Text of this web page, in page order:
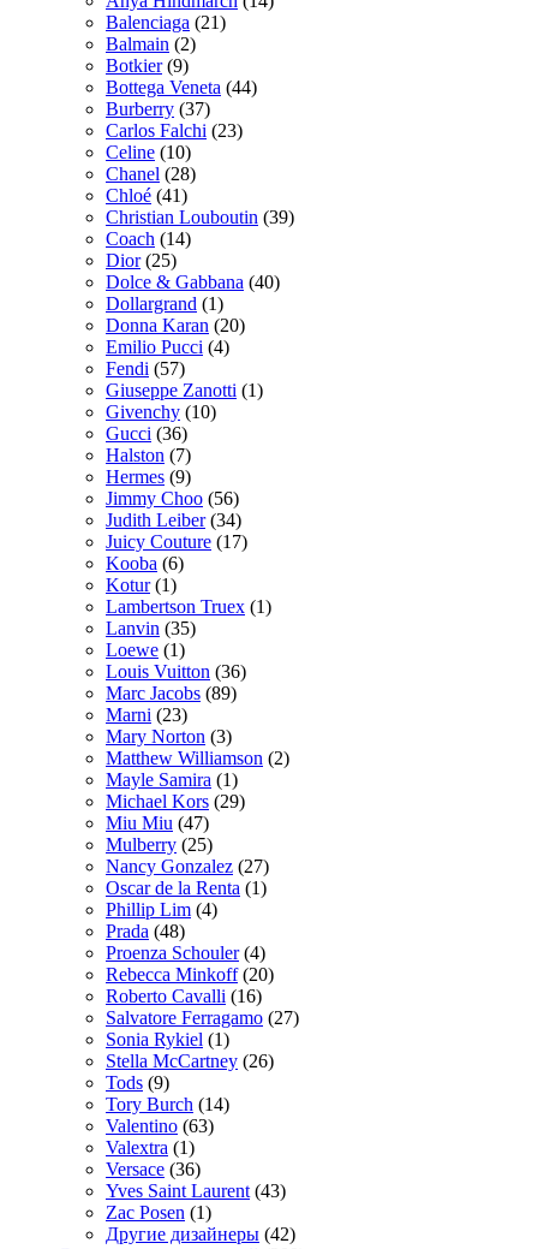
Balenciaga (21)
Balmain (2)
Botkier(9)
Bottega Veneta (44)
Burberry (37)
Carlos Falchi (23)
Celine (10)
Chanel (28)
Chloé (41)
Christian Louboutin (39)
Coach (14)
Dior(25)
Dolce & Gabbana (40)
Dollargrand (1)
Donna Karan (20)
Emilio Pucci (4)
Fendi (57)
Giuseppe Zanotti (1)
Givenchy (10)
Gucci (36)
Halston (7)
Hermes (9)
Jimmy Choo (56)
Judith Leiber(34)
Juicy Couture (17)
Kooba (6)
Kotur(1)
Lambertson Truex (1)
Lanvin (35)
Loewe (1)
Louis Vuitton (36)
Marc Jacobs (89)
Marni (23)
Mary Norton (3)
Matthew Williamson (2)
Mayle Samira (1)
Michael Kors (29)
Miu Miu (47)
Mulberry (25)
Nancy Gonzalez (27)
Oscar de la Renta (1)
Phillip Lim (4)
Prada (48)
Proenza Schouler(4)
Rebecca Minkoff(20)
Roberto Cavalli (16)
Salvatore Ferragamo (27)
Sonia Rykiel (1)
Stella McCartney (26)
Tods (9)
Tory Burch (14)
Valentino (63)
Valextra (1)
Versace (36)
Yves Saint Laurent (43)
Zac Posen (1)
Другие дизайнеры (42)